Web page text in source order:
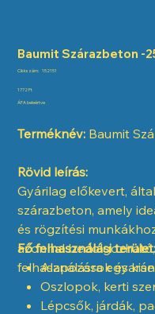
Baumit Szárazbeton -
Cikkszám: Cikkszám:
152151
Ár
1772 Ft
ÁFA beleértve
Terméknév: Baumit
Rövid leírás:
Gyárilag előkevert,
szárazbeton, amely
és rögzítési
azonnal
felhasználásra
Fő felhasználási terület:
Alapozások és
Oszlopok, kerti
Lépcsők, járdák,